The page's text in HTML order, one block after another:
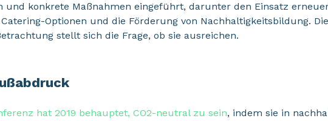
und konkrete Maßnahmen eingeführt, darunter den Einsatz
Optionen und die Förderung von Nachhaltigkeitsbildung.
stellt sich die Frage, ob sie ausreichen.
hat 2019 behauptet, CO2-neutral zu sein, indem sie in